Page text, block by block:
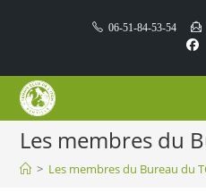
06-51-84-53-54
Les membres du
> Les membres du Bureau du